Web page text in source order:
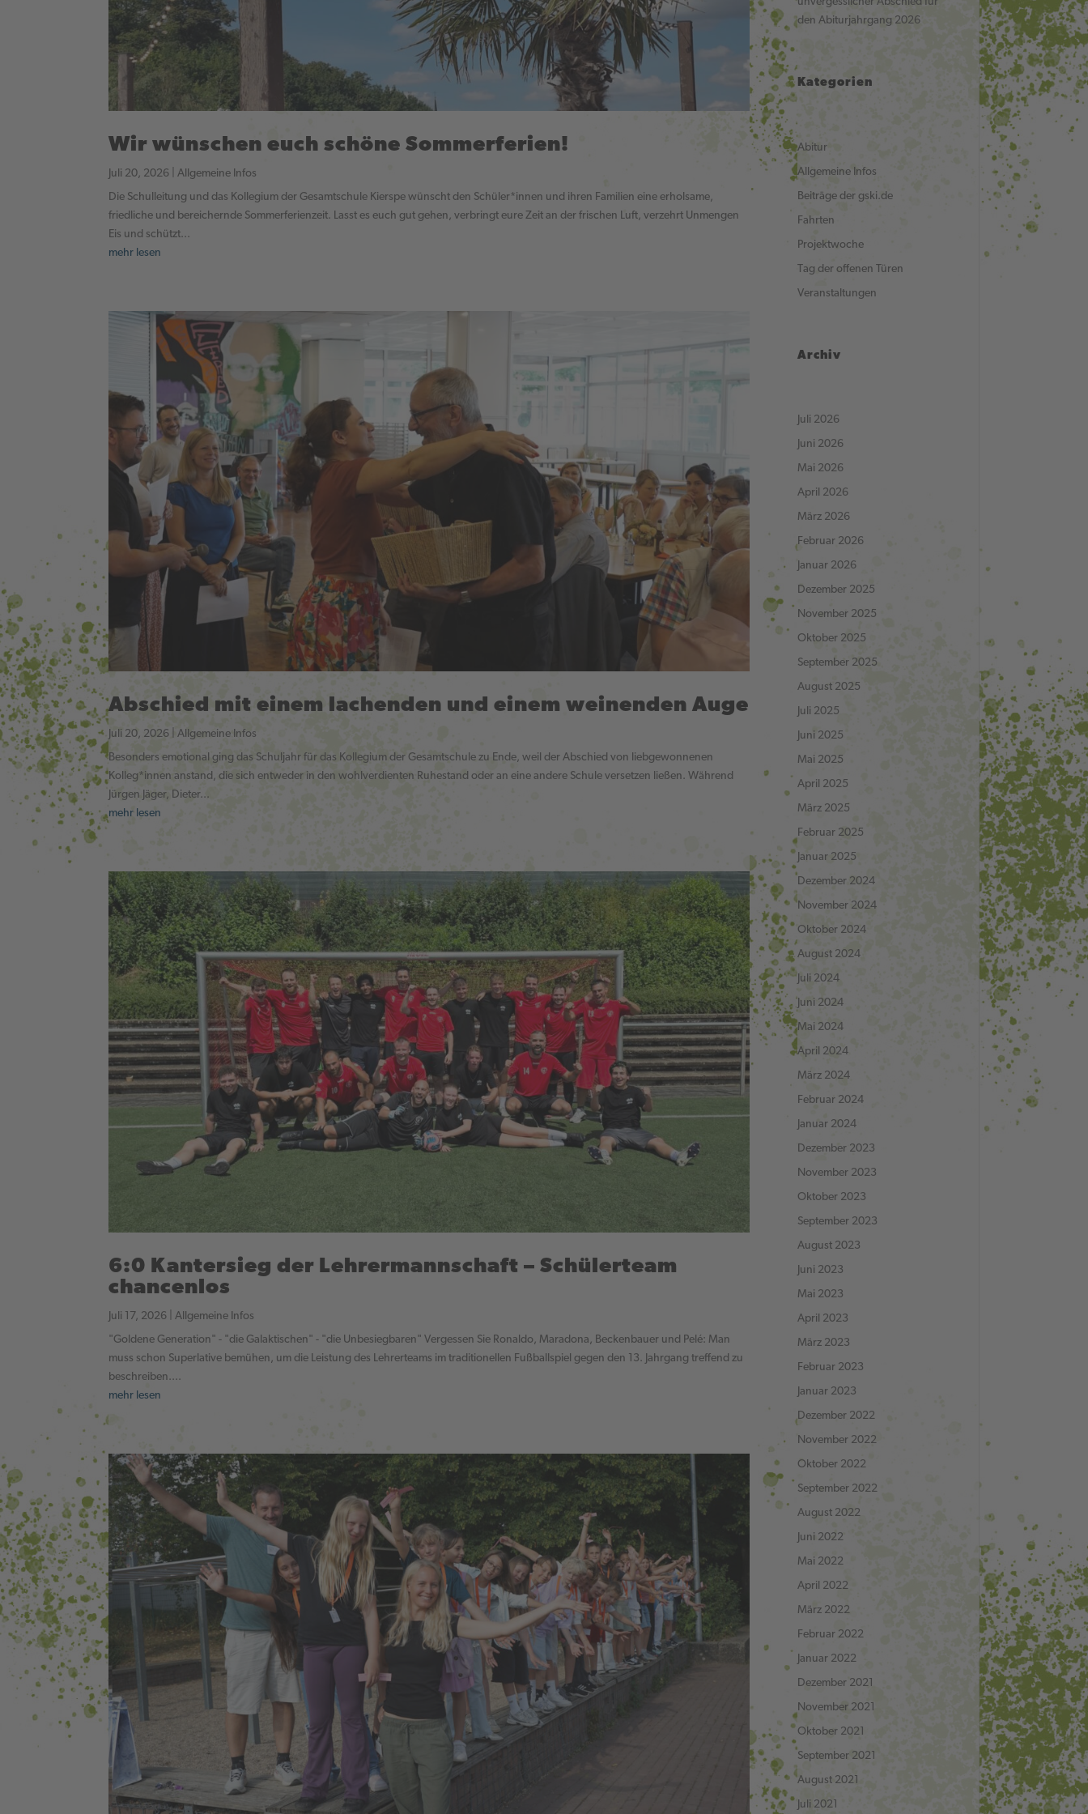
Wir wünschen euch schöne Sommerferien!
Juli 20, 2026 |Allgemeine Infos
Die Schulleitung und das Kollegium der Gesamtschule Kierspe wünscht den Schüler*innen und ihren Familien eine erholsame,
friedliche und bereichernde Sommerferienzeit. Lasst es euch gut gehen, verbringt eure Zeit an der frischen Luft, verzehrt Unmengen
Eis und schützt...
mehr lesen
Abschied mit einem lachenden und einem weinenden Auge
Juli 20, 2026 |Allgemeine Infos
Besonders emotional ging das Schuljahr für das Kollegium der Gesamtschule zu Ende, weil der Abschied von liebgewonnenen
Kolleg*innen anstand, die sich entweder in den wohlverdienten Ruhestand oder an eine andere Schule versetzen ließen. Während
Jürgen Jäger, Dieter...
mehr lesen
6:0 Kantersieg der Lehrermannschaft – Schülerteam
chancenlos
Juli 17, 2026 |Allgemeine Infos
"Goldene Generation" - "die Galaktischen" - "die Unbesiegbaren" Vergessen Sie Ronaldo, Maradona, Beckenbauer und Pelé: Man
muss schon Superlative bemühen, um die Leistung des Lehrerteams im traditionellen Fußballspiel gegen den 13. Jahrgang treffend zu
beschreiben....
mehr lesen
den Abiturjahrgang 2026
Kategorien
Abitur
Allgemeine Infos
Beiträge der gski.de
Fahrten
Projektwoche
Tag der offenen Türen
Veranstaltungen
Archiv
Juli 2026
Juni 2026
Mai 2026
April 2026
März 2026
Februar 2026
Januar 2026
Dezember 2025
November 2025
Oktober 2025
September 2025
August 2025
Juli 2025
Juni 2025
Mai 2025
April 2025
März 2025
Februar 2025
Januar 2025
Dezember 2024
November 2024
Oktober 2024
August 2024
Juli 2024
Juni 2024
Mai 2024
April 2024
März 2024
Februar 2024
Januar 2024
Dezember 2023
November 2023
Oktober 2023
September 2023
August 2023
Juni 2023
Mai 2023
April 2023
März 2023
Februar 2023
Januar 2023
Dezember 2022
November 2022
Oktober 2022
September 2022
August 2022
Juni 2022
Mai 2022
April 2022
März 2022
Februar 2022
Januar 2022
Dezember 2021
November 2021
Oktober 2021
September 2021
August 2021
Juli 2021